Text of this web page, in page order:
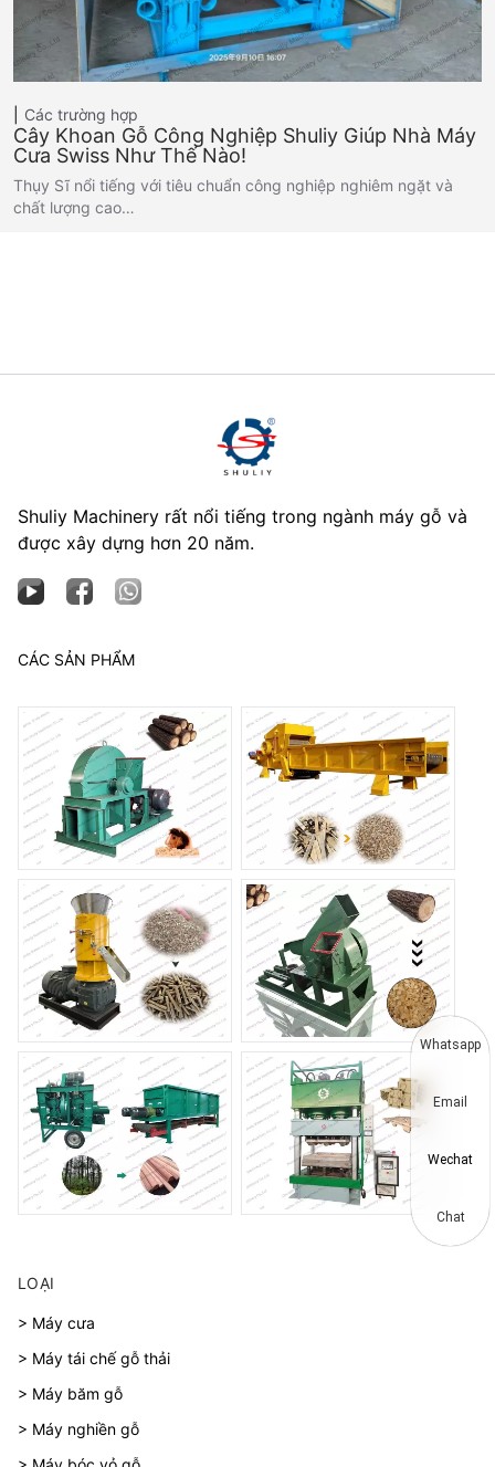
Các trường hợp
Cây Khoan Gỗ Công Nghiệp Shuliy Giúp Nhà Máy
Cưa Swiss Như Thế Nào!
Thụy Sĩ nổi tiếng với tiêu chuẩn công nghiệp nghiêm ngặt và
chất lượng cao…
Shuliy Machinery rất nổi tiếng trong ngành máy gỗ và
được xây dựng hơn 20 năm.
CÁC SẢN PHẨM
LOẠI
> Máy cưa
> Máy tái chế gỗ thải
> Máy băm gỗ
> Máy nghiền gỗ
Whatsapp
Email
Wechat
Chat